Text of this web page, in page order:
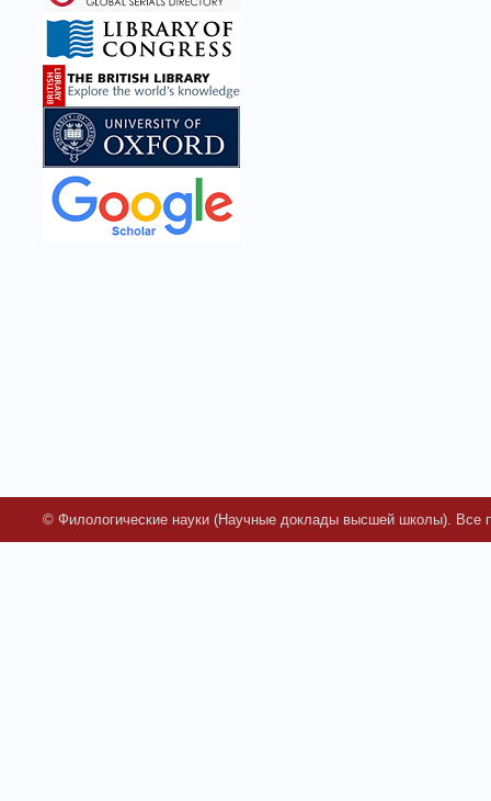
© Филологические науки (Научные доклады высшей школы). Все